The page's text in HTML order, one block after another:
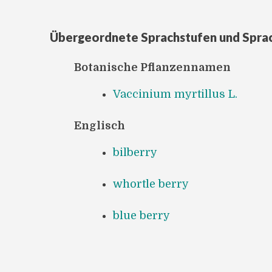
Übergeordnete Sprachstufen und
Botanische Pflanzennamen
Vaccinium myrtillus L.
Englisch
bilberry
whortle berry
blue berry